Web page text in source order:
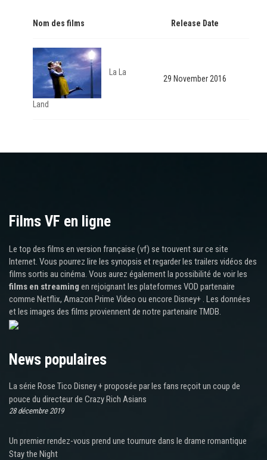
Nom des films Release Date
La La
Land
29 November 2016
Films VF en ligne
Le top des films en version française (vf) se trouvent sur ce site
Internet. Vous pourrez lire les synopsis et regarder les trailers vidéos des
films sortis au cinéma. Vous aurez également la possibilité de voir les
films en streaming en rejoignant les plateformes VOD partenaire
comme Netflix, Amazon Prime Video ou encore Disney+ . Les données
et les images des films proviennent de notre partenaire TMDB.
News populaires
La série Rose Tico Disney + proposée par les fans reçoit un coup de
pouce du directeur de Crazy Rich Asians
28 décembre 2019
Un premier rendez-vous prend une tournure dans le drame romantique
Stay the Night